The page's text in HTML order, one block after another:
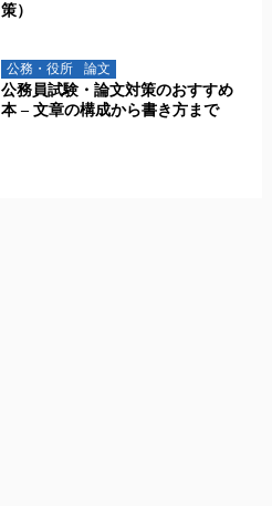
策）
公務・役所 論文
公務員試験・論文対策のおすすめ
本 – 文章の構成から書き方まで